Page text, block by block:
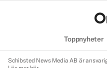
Toppnyheter
Schibsted News Media AB är